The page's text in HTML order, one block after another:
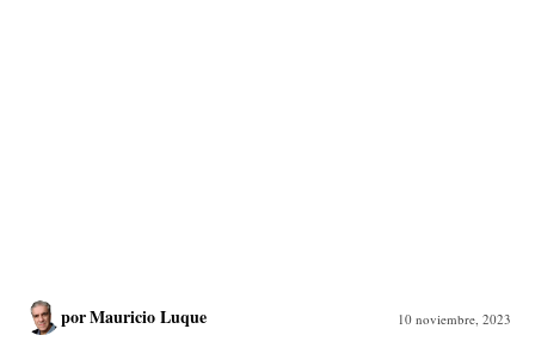
porMauricio Luque 10 noviembre, 2023